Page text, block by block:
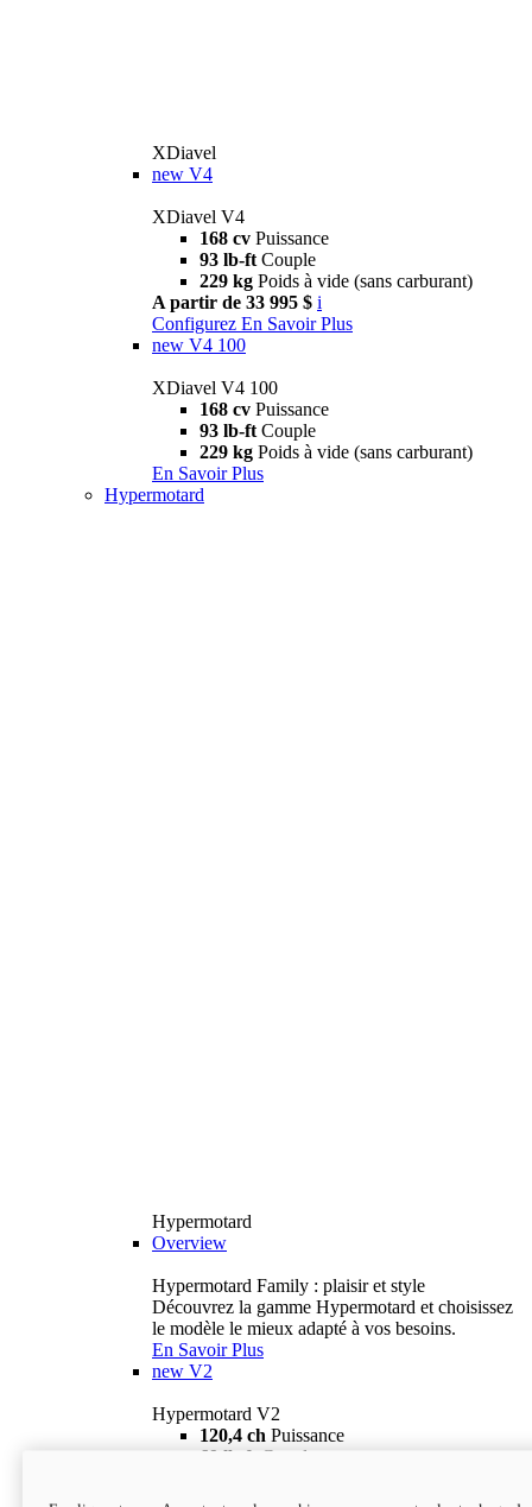
XDiavel
new V4
XDiavel V4
168 cv Puissance
93 lb-ft Couple
229 kg Poids à vide (sans carburant)
A partir de 33 995 $ i
Configurez En Savoir Plus
new V4 100
XDiavel V4 100
168 cv Puissance
93 lb-ft Couple
229 kg Poids à vide (sans carburant)
En Savoir Plus
Hypermotard
Hypermotard
Overview
Hypermotard Family : plaisir et style
Découvrez la gamme Hypermotard et choisissez
le modèle le mieux adapté à vos besoins.
En Savoir Plus
new V2
Hypermotard V2
120,4 ch Puissance
69 lb-ft
Couple
18 895 $